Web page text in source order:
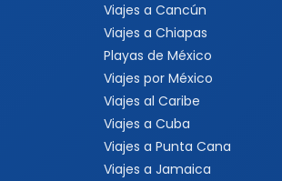
Viajes a Cancún
Viajes a Chiapas
Playas de México
Viajes por México
Viajes al Caribe
Viajes a Cuba
Viajes a Punta Cana
Viajes a Jamaica